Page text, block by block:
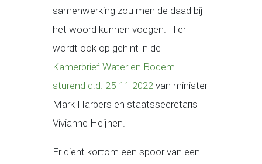
samenwerking zou men de daad bij
het woord kunnen voegen. Hier
wordt ook op gehint in de
Kamerbrief Water en Bodem
sturend d.d. 25-11-2022van minister
Mark Harbers en staatssecretaris
Vivianne Heijnen.
Er dient kortom een spoor van een